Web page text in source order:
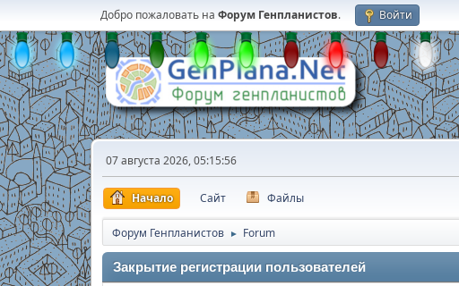
Добро пожаловать на Форум Генпланистов. Войти
07 августа 2026, 05:15:56
Начало Сайт Файлы
Форум Генпланистов ► Forum
Закрытие регистрации пользователей